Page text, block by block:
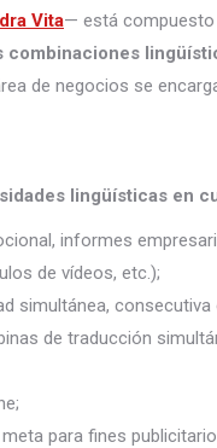
Vita— está
de negocios se
lingüísticas en
informes
de vídeos, etc.);
simultánea,
de traducción
para fines